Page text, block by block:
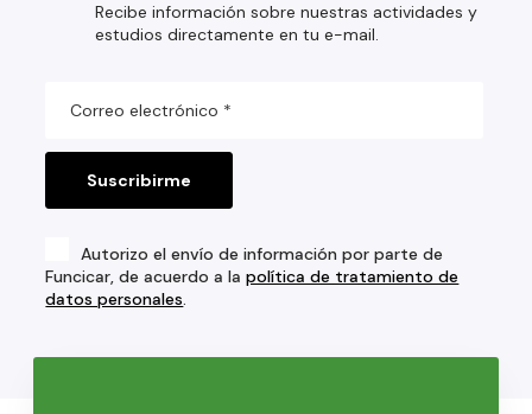
Recibe información sobre nuestras actividades y
estudios directamente en tu e-mail.
Autorizo el envío de información por parte de
Funcicar, de acuerdo a lapolítica de tratamiento de
datos personales.